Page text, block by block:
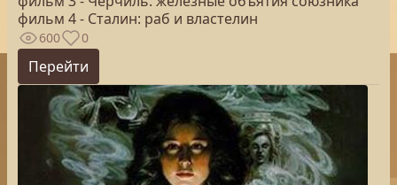
фильм 4 - Сталин: раб и властелин
600 0
Перейти